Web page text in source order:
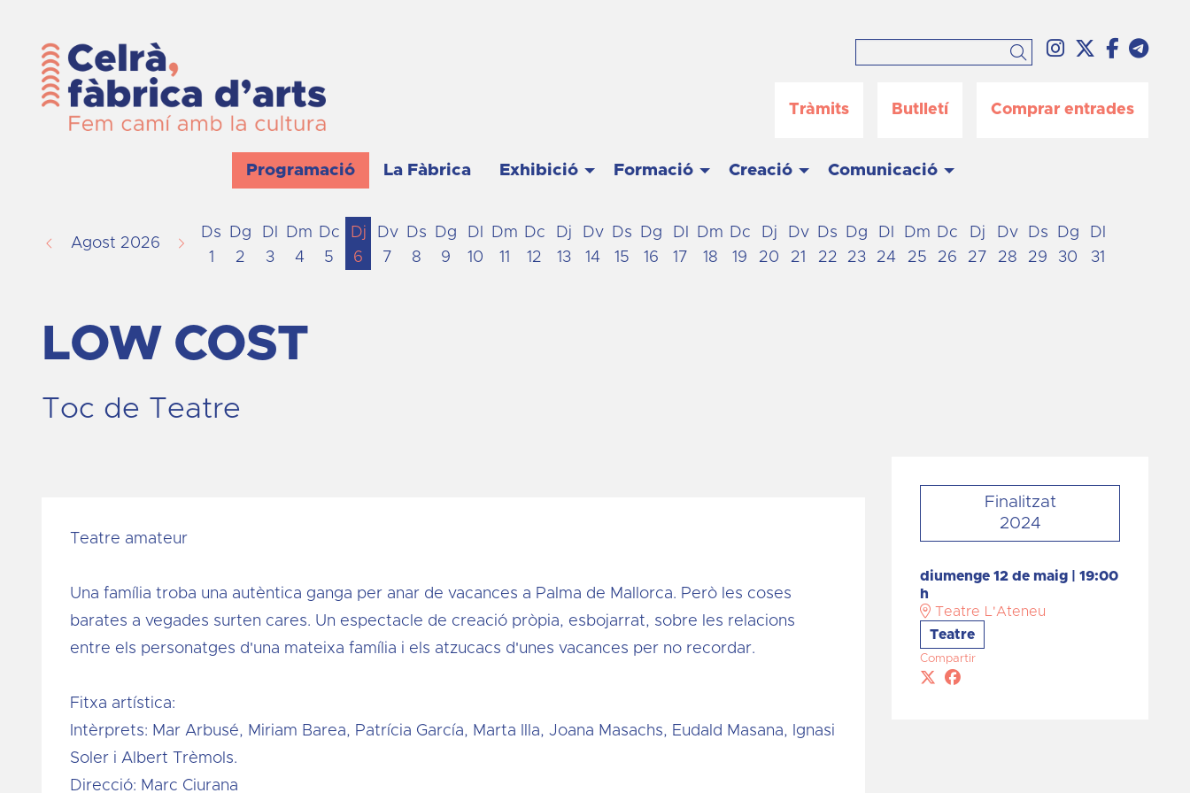
Link aLink a
Link a
Cercar
Comprar entrades
Butlletí
Tràmits
Programació La Fàbrica Exhibició Formació Creació Comunicació
Agost 2026
Ds
1
Dg
2
Dl
3
Dm
4
Dc
5
Dj
6
Dv
7
Ds
8
Dg
9
Dl
10
Dm
11
Dc
12
Dj
13
Dv
14
Ds
15
Dg
16
Dl
17
Dm
18
Dc
19
Dj
20
Dv
21
Ds
22
Dg
23
Dl
24
Dm
25
Dc
26
Dj
27
Dv
28
Ds
29
Dg
30
Dl
31
LOW COST
Toc de Teatre
Finalitzat
2024
diumenge 12 de maig
19:00
h
Teatre L'Ateneu
Teatre
Compartir
Teatre amateur
Una família troba una autèntica ganga per anar de vacances a Palma de Mallorca. Però les coses
barates a vegades surten cares. Un espectacle de creació pròpia, esbojarrat, sobre les relacions
entre els personatges d'una mateixa família i els atzucacs d'unes vacances per no recordar.
Fitxa artística:
Intèrprets: Mar Arbusé, Miriam Barea, Patrícia García, Marta Illa, Joana Masachs, Eudald Masana, Ignasi
Soler i Albert Trèmols.
Direcció: Marc Ciurana